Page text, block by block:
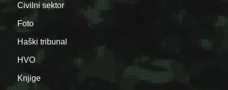
Civilni sektor
Foto
Haški tribunal
HVO
Knjige